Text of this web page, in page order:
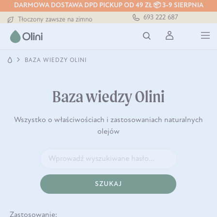
DARMOWA DOSTAWA DPD PICKUP OD 49 ZŁ 📦 3-9 SIERPNIA
Darmowa dostawa od 199 zł
Tłoczony zawsze na zimno
Darmowa dostawa od 199 zł
693 222 687
BAZA WIEDZY OLINI
Baza wiedzy Olini
Wszystko o właściwościach i zastosowaniach naturalnych
olejów
SZUKAJ
Zastosowanie: